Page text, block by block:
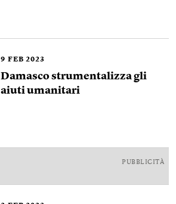
9 FEB 2023
Damasco strumentalizza gli
aiuti umanitari
PUBBLICITÀ